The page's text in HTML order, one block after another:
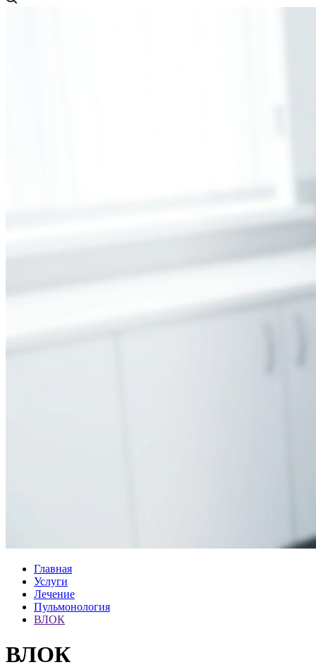
Главная
Услуги
Лечение
Пульмонология
ВЛОК
ВЛОК